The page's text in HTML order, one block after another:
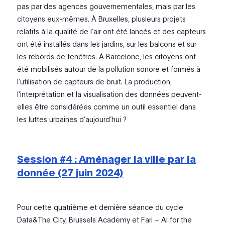
pas par des agences gouvernementales, mais par les
citoyens eux-mêmes. À Bruxelles, plusieurs projets
relatifs à la qualité de l’air ont été lancés et des capteurs
ont été installés dans les jardins, sur les balcons et sur
les rebords de fenêtres. À Barcelone, les citoyens ont
été mobilisés autour de la pollution sonore et formés à
l’utilisation de capteurs de bruit. La production,
l’interprétation et la visualisation des données peuvent-
elles être considérées comme un outil essentiel dans
les luttes urbaines d’aujourd’hui ?
Session #4 : Aménager la ville par la
donnée (27 juin 2024)
Pour cette quatrième et dernière séance du cycle
Data&The City, Brussels Academy et Fari – AI for the